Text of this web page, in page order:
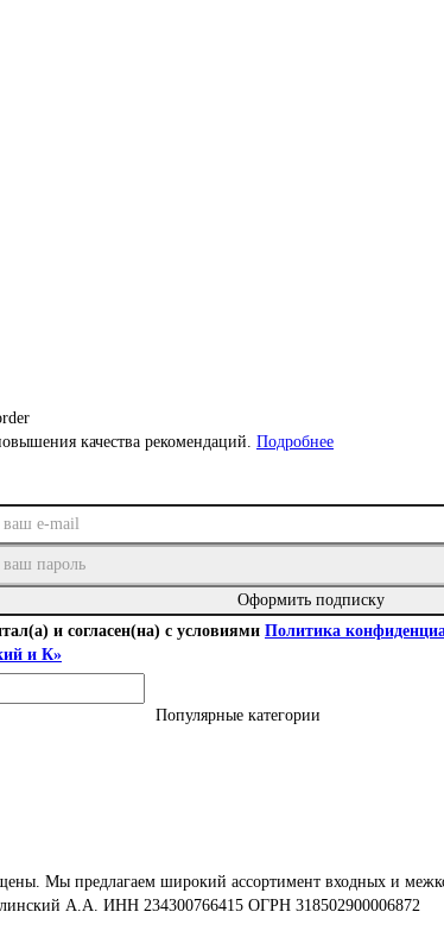
качества рекомендаций. Подробнее
Оформить подписку
и согласен(на) с условиями Политика
и К»
Популярные категории
Мы предлагаем широкий ассортимент входных и
А.А. ИНН 234300766415 ОГРН 318502900006872